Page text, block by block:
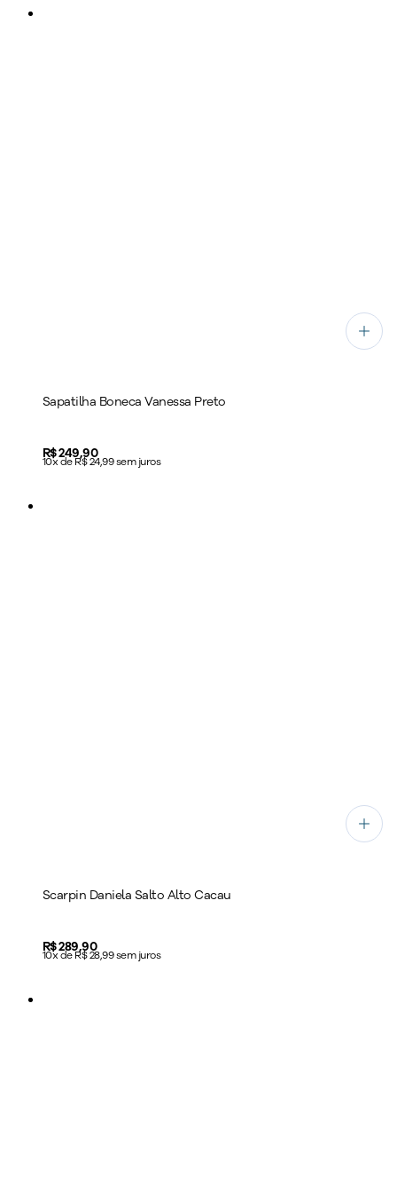
Sapatilha Boneca Vanessa Preto
Price:
R$ 249,90
10x de R$ 24,99 sem juros
Scarpin Daniela Salto Alto Cacau
Price:
R$ 289,90
10x de R$ 28,99 sem juros